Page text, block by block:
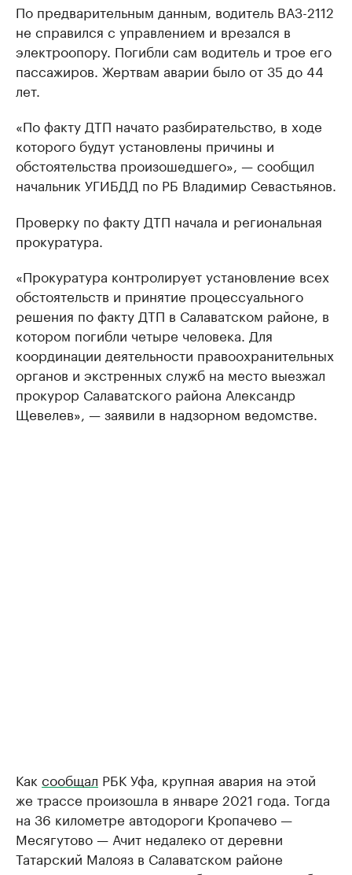
По предварительным данным, водитель ВАЗ-2112
не справился с управлением и врезался в
электроопору. Погибли сам водитель и трое его
пассажиров. Жертвам аварии было от 35 до 44
лет.
«По факту ДТП начато разбирательство, в ходе
которого будут установлены причины и
обстоятельства произошедшего», — сообщил
начальник УГИБДД по РБ Владимир Севастьянов.
Проверку по факту ДТП начала и региональная
прокуратура.
«Прокуратура контролирует установление всех
обстоятельств и принятие процессуального
решения по факту ДТП в Салаватском районе, в
котором погибли четыре человека. Для
координации деятельности правоохранительных
органов и экстренных служб на место выезжал
прокурор Салаватского района Александр
Щевелев», — заявили в надзорном ведомстве.
Как сообщал РБК Уфа, крупная авария на этой
же трассе произошла в январе 2021 года. Тогда
на 36 километре автодороги Кропачево —
Месягутово — Ачит недалеко от деревни
Татарский Малояз в Салаватском районе